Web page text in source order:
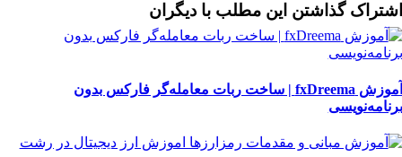
گذاشتن این مطلب با دیگران
آموزش fxDreema | ساخت ربات معامله‌گر فارکس بدون